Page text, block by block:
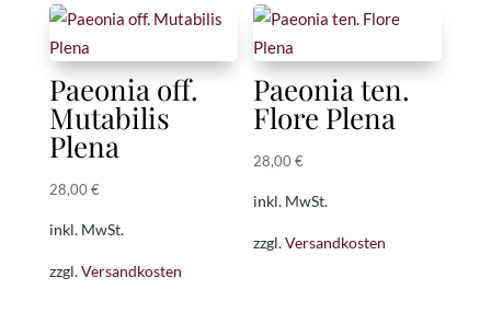
Paeonia off.
Mutabilis
Plena
28,00 €
inkl. MwSt.
zzgl.Versandkosten
Paeonia ten.
Flore Plena
28,00€
inkl. MwSt.
zzgl.Versandkosten